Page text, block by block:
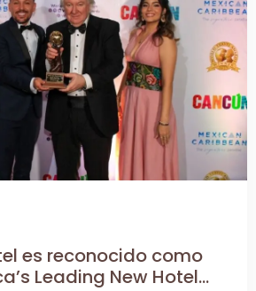
es reconocido como
Leading New Hotel